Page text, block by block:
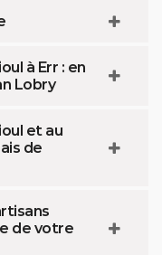
à Err : en
Lobry
et au
de
de votre